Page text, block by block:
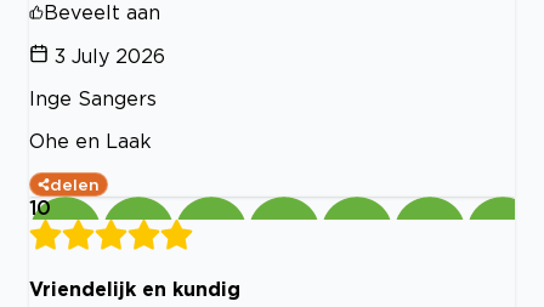
Beveelt aan
3 July 2026
Inge Sangers
Ohe en Laak
delen
10
Vriendelijk en kundig